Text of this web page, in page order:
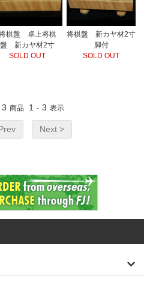
棋盤 卓上将棋
盤 新カヤ材2寸
SOLD OUT
将棋盤 新カヤ材2寸
脚付
SOLD OUT
3 商品 1 - 3 表示
Next >